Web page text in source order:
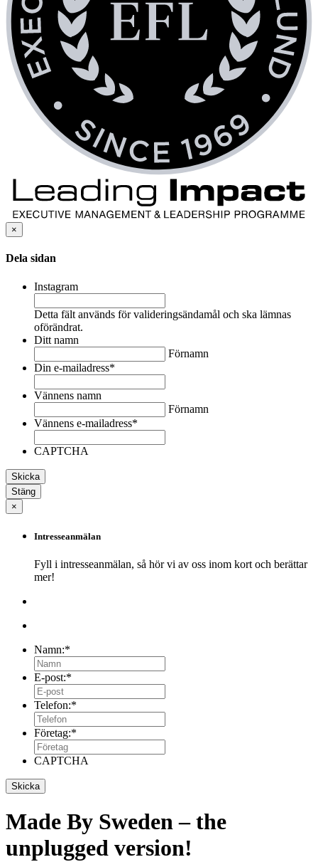
×
Dela sidan
Instagram
Detta fält används för valideringsändamål och ska lämnas
oförändrat.
Ditt namn
Förnamn
Din e-mailadress*
Vännens namn
Förnamn
Vännens e-mailadress*
CAPTCHA
Stäng
×
Intresseanmälan
Fyll i intresseanmälan, så hör vi av oss inom kort och berättar
mer!
Namn:*
E-post:*
Telefon:*
Företag:*
CAPTCHA
Made By Sweden – the
unplugged version!